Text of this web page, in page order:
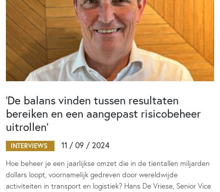
‘De balans vinden tussen resultaten
bereiken en een aangepast risicobeheer
uitrollen’
INTERVIEWS 11 / 09 / 2024
Hoe beheer je een jaarlijkse omzet die in de tientallen miljarden
dollars loopt, voornamelijk gedreven door wereldwijde
activiteiten in transport en logistiek? Hans De Vriese, Senior Vice